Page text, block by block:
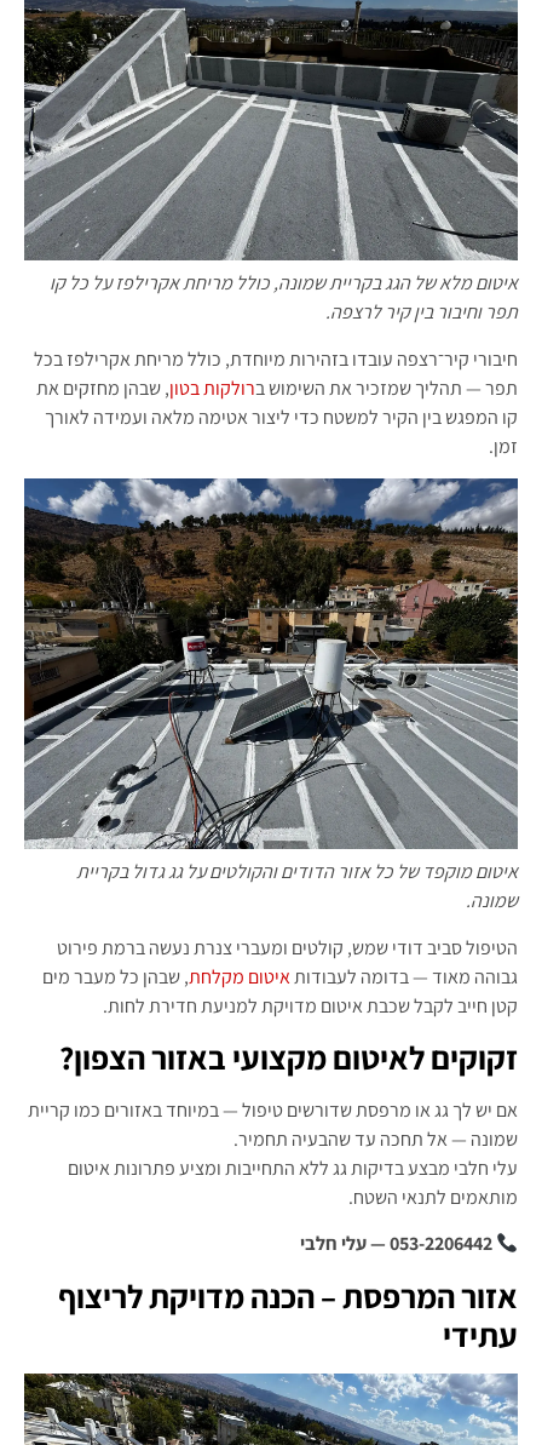
איטום מלא של הגג בקריית שמונה, כולל מריחת אקרילפז על כל קו
תפר וחיבור בין קיר לרצפה.
חיבורי קיר־רצפה עובדו בזהירות מיוחדת, כולל מריחת אקרילפז בכל
תפר — תהליך שמזכיר את השימוש ברולקות בטון, שבהן מחזקים את
קו המפגש בין הקיר למשטח כדי ליצור אטימה מלאה ועמידה לאורך
זמן.
איטום מוקפד של כל אזור הדודים והקולטים על גג גדול בקריית
שמונה.
הטיפול סביב דודי שמש, קולטים ומעברי צנרת נעשה ברמת פירוט
גבוהה מאוד — בדומה לעבודותאיטום מקלחת, שבהן כל מעבר מים
קטן חייב לקבל שכבת איטום מדויקת למניעת חדירת לחות.
זקוקים לאיטום מקצועי באזור הצפון?
אם יש לך גג או מרפסת שדורשים טיפול — במיוחד באזורים כמו קריית
שמונה — אל תחכה עד שהבעיה תחמיר.
עלי חלבי מבצע בדיקות גג ללא התחייבות ומציע פתרונות איטום
מותאמים לתנאי השטח.
053-2206442 — עלי חלבי
אזור המרפסת – הכנה מדויקת לריצוף
עתידי